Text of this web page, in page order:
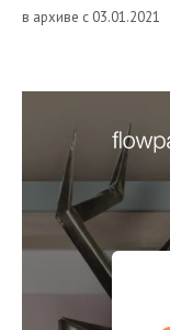
в архиве с 03.01.2021